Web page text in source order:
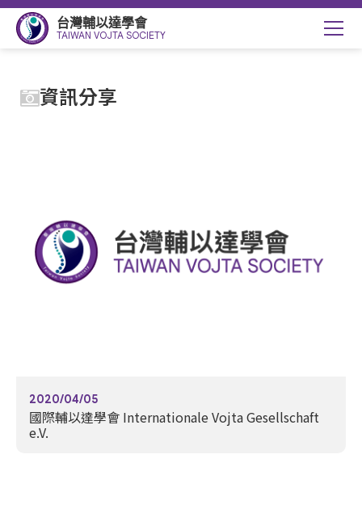
台灣輔以達學會
TAIWAN VOJTA SOCIETY
資訊分享
2020/04/05
國際輔以達學會 Internationale Vojta Gesellschaft
e.V.